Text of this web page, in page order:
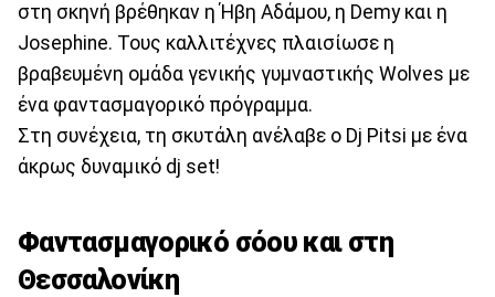
στη σκηνή βρέθηκαν η Ήβη Αδάμου, η Demy και η
Josephine. Τους καλλιτέχνες πλαισίωσε η
βραβευμένη ομάδα γενικής γυμναστικής Wolves με
ένα φαντασμαγορικό πρόγραμμα.
Στη συνέχεια, τη σκυτάλη ανέλαβε ο Dj Pitsi με ένα
άκρως δυναμικό dj set!
Φαντασμαγορικό σόου και στη
Θεσσαλονίκη